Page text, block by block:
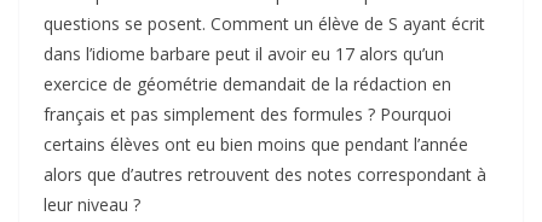
questions se posent. Comment un élève de S ayant écrit
dans l’idiome barbare peut il avoir eu 17 alors qu’un
exercice de géométrie demandait de la rédaction en
français et pas simplement des formules ? Pourquoi
certains élèves ont eu bien moins que pendant l’année
alors que d’autres retrouvent des notes correspondant à
leur niveau ?